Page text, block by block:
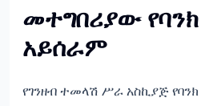
መተግበሪያው
አይሰራም
የገንዘብ ተመላሽ ሥራ አስኪያጅ